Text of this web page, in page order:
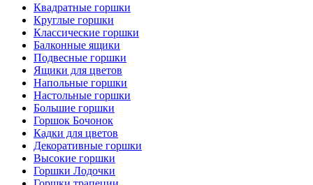
Квадратные горшки
Круглые горшки
Классические горшки
Балконные ящики
Подвесные горшки
Ящики для цветов
Напольные горшки
Настольные горшки
Большие горшки
Горшок Бочонок
Кадки для цветов
Декоративные горшки
Высокие горшки
Горшки Лодочки